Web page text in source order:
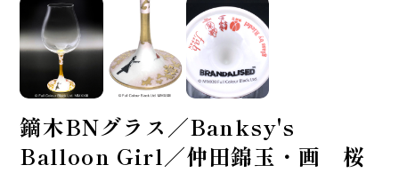
鏑木BNグラス／Banksy's
Balloon Girl／仲田錦玉・画 桜